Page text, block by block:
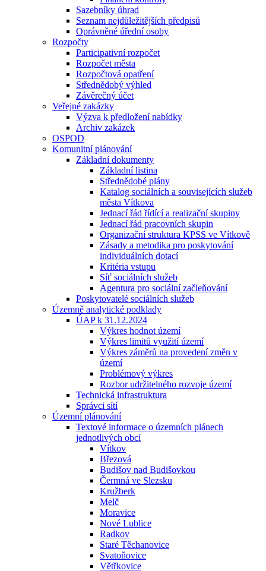
Sazebníky úhrad
Seznam nejdůležitějších předpisů
Oprávněné úřední osoby
Rozpočty
Participativní rozpočet
Rozpočet města
Rozpočtová opatření
Střednědobý výhled
Závěrečný účet
Veřejné zakázky
Výzva k předložení nabídky
Archiv zakázek
OSPOD
Komunitní plánování
Základní dokumenty
Základní listina
Střednědobé plány
Katalog sociálních a souvisejících služeb
města Vítkova
Jednací řád řídící a realizační skupiny
Jednací řád pracovních skupin
Organizační struktura KPSS ve Vítkově
Zásady a metodika pro poskytování
individuálních dotací
Kritéria vstupu
Síť sociálních služeb
Agentura pro sociální začleňování
Poskytovatelé sociálních služeb
Územně analytické podklady
ÚAP k 31.12.2024
Výkres hodnot území
Výkres limitů využití území
Výkres záměrů na provedení změn v
území
Problémový výkres
Rozbor udržitelného rozvoje území
Technická infrastruktura
Správci sítí
Územní plánování
Textové informace o územních plánech
jednotlivých obcí
Vítkov
Březová
Budišov nad Budišovkou
Čermná ve Slezsku
Kružberk
Melč
Moravice
Nové Lublice
Radkov
Staré Těchanovice
Svatoňovice
Větřkovice